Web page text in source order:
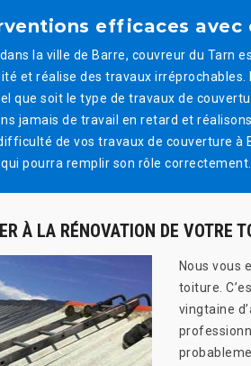
efficaces avec
la ville de Barre, couvreur du Tarn
et réalise des travaux
que soit le type de travaux de
jamais de travail en retard et
de vos travaux de couverture à
pourra remplir son rôle correctement.
À LA RÉNOVATION DE VOTRE
Nous vous
toiture.
vingtaine